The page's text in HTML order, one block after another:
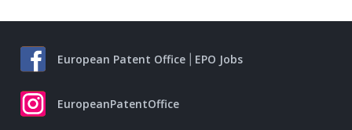
European Patent Office EPO Jobs
EuropeanPatentOffice